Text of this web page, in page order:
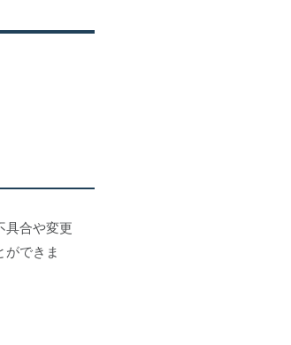
具合や変更
ができま